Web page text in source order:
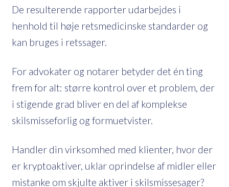
De resulterende rapporter udarbejdes i
henhold til høje retsmedicinske standarder og
kan bruges i retssager.
For advokater og notarer betyder det én ting
frem for alt: større kontrol over et problem, der
i stigende grad bliver en del af komplekse
skilsmisseforlig og formuetvister.
Handler din virksomhed med klienter, hvor der
er kryptoaktiver, uklar oprindelse af midler eller
mistanke om skjulte aktiver i skilsmissesager?